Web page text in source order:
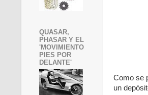
Como se
un
QUASAR,
PHASAR Y EL
'MOVIMIENTO
PIES POR
DELANTE'